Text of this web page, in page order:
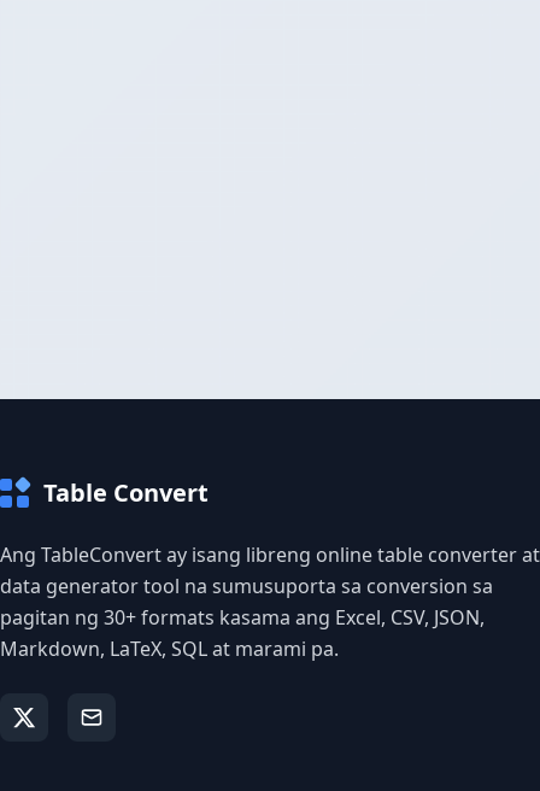
Table Convert
Ang TableConvert ay isang libreng online table converter at
data generator tool na sumusuporta sa conversion sa
pagitan ng 30+ formats kasama ang Excel, CSV, JSON,
Markdown, LaTeX, SQL at marami pa.